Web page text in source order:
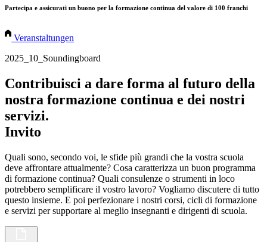
Partecipa e assicurati un buono per la formazione continua del valore di 100 franchi
Veranstaltungen
2025_10_Soundingboard
Contribuisci a dare forma al futuro della
nostra formazione continua e dei nostri
servizi.
Invito
Quali sono, secondo voi, le sfide più grandi che la vostra scuola
deve affrontare attualmente? Cosa caratterizza un buon programma
di formazione continua? Quali consulenze o strumenti in loco
potrebbero semplificare il vostro lavoro? Vogliamo discutere di tutto
questo insieme. E poi perfezionare i nostri corsi, cicli di formazione
e servizi per supportare al meglio insegnanti e dirigenti di scuola.